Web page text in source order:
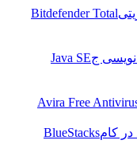
Bitdefender Total
نویسی جJava SE
Avira Free
در کامBlueStacks